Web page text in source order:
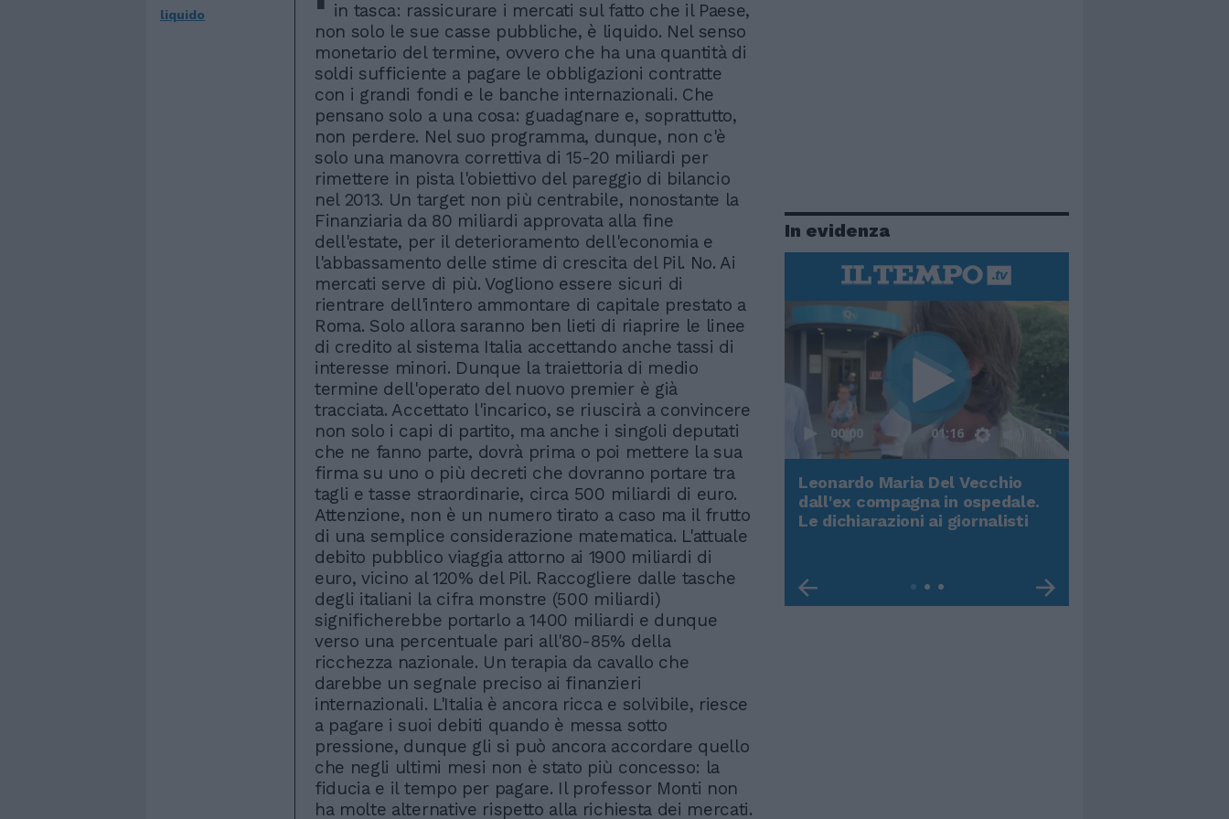
liquido
in tasca: rassicurare i mercati sul fatto che il Paese,
non solo le sue casse pubbliche, è liquido. Nel senso
monetario del termine, ovvero che ha una quantità di
soldi sufficiente a pagare le obbligazioni contratte
con i grandi fondi e le banche internazionali. Che
pensano solo a una cosa: guadagnare e, soprattutto,
non perdere. Nel suo programma, dunque, non c'è
solo una manovra correttiva di 15-20 miliardi per
rimettere in pista l'obiettivo del pareggio di bilancio
nel 2013. Un target non più centrabile, nonostante la
Finanziaria da 80 miliardi approvata alla fine
dell'estate, per il deterioramento dell'economia e
l'abbassamento delle stime di crescita del Pil. No. Ai
mercati serve di più. Vogliono essere sicuri di
rientrare dell'intero ammontare di capitale prestato a
Roma. Solo allora saranno ben lieti di riaprire le linee
di credito al sistema Italia accettando anche tassi di
interesse minori. Dunque la traiettoria di medio
termine dell'operato del nuovo premier è già
tracciata. Accettato l'incarico, se riuscirà a convincere
non solo i capi di partito, ma anche i singoli deputati
che ne fanno parte, dovrà prima o poi mettere la sua
firma su uno o più decreti che dovranno portare tra
tagli e tasse straordinarie, circa 500 miliardi di euro.
Attenzione, non è un numero tirato a caso ma il frutto
di una semplice considerazione matematica. L'attuale
debito pubblico viaggia attorno ai 1900 miliardi di
euro, vicino al 120% del Pil. Raccogliere dalle tasche
degli italiani la cifra monstre (500 miliardi)
significherebbe portarlo a 1400 miliardi e dunque
verso una percentuale pari all'80-85% della
ricchezza nazionale. Un terapia da cavallo che
darebbe un segnale preciso ai finanzieri
internazionali. L'Italia è ancora ricca e solvibile, riesce
a pagare i suoi debiti quando è messa sotto
pressione, dunque gli si può ancora accordare quello
che negli ultimi mesi non è stato più concesso: la
fiducia e il tempo per pagare. Il professor Monti non
ha molte alternative rispetto alla richiesta dei mercati.
In evidenza
Rudy Giuliani a Come States?
Trump, Meloni e la strategia
americana
00:00 01:16
Leonardo Maria Del Vecchio
dall'ex compagna in ospedale.
Le dichiarazioni ai giornalisti